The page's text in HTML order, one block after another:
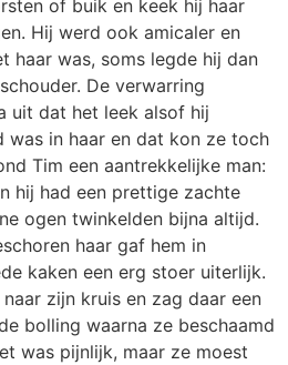
of buik en keek hij haar
Hij werd ook amicaler en
haar was, soms legde hij dan
De verwarring
uit dat het leek alsof hij
was in haar en dat kon ze toch
Tim een aantrekkelijke man:
hij had een prettige zachte
ogen twinkelden bijna altijd.
haar gaf hem in
kaken een erg stoer uiterlijk.
zijn kruis en zag daar een
bolling waarna ze beschaamd
was pijnlijk, maar ze moest